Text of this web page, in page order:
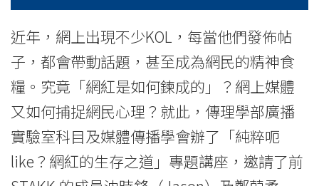
暢
談
「吸
睛
大
法」
近年，網上出現不少KOL，每當他們發佈帖
子，都會帶動話題，甚至成為網民的精神食
糧。究竟「網紅是如何鍊成的」？網上媒體
又如何捕捉網民心理？就此，傳理學部廣播
實驗室科目及媒體傳播學會辦了「純粹呃
like？網紅的生存之道」專題講座，邀請了前